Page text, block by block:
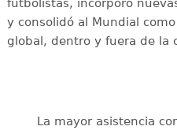
futbolistas, incorporó
y consolidó al Mundial
global, dentro y fuera de la
La mayor asistencia